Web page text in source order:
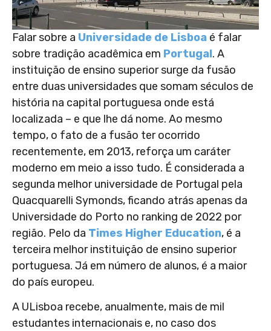
Falar sobre a Universidade de Lisboa é falar
sobre tradição acadêmica em Portugal. A
instituição de ensino superior surge da fusão
entre duas universidades que somam séculos de
história na capital portuguesa onde está
localizada – e que lhe dá nome. Ao mesmo
tempo, o fato de a fusão ter ocorrido
recentemente, em 2013, reforça um caráter
moderno em meio a isso tudo. É considerada a
segunda melhor universidade de Portugal pela
Quacquarelli Symonds, ficando atrás apenas da
Universidade do Porto no ranking de 2022 por
região. Pelo da Times Higher Education, é a
terceira melhor instituição de ensino superior
portuguesa. Já em número de alunos, é a maior
do país europeu.
A ULisboa recebe, anualmente, mais de mil
estudantes internacionais e, no caso dos